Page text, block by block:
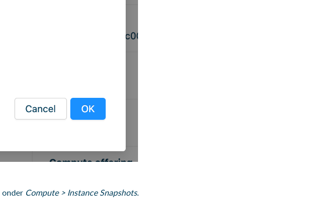
onder Compute > Instance Snapshots.